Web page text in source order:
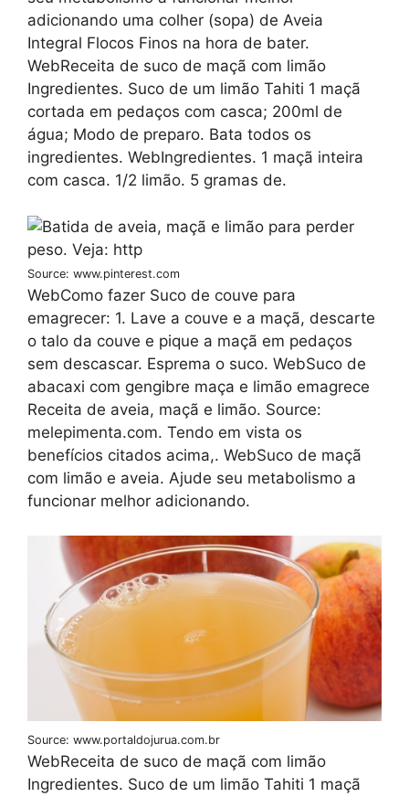
adicionando uma colher (sopa) de Aveia
Integral Flocos Finos na hora de bater.
WebReceita de suco de maçã com limão
Ingredientes. Suco de um limão Tahiti 1 maçã
cortada em pedaços com casca; 200ml de
água; Modo de preparo. Bata todos os
ingredientes. WebIngredientes. 1 maçã inteira
com casca. 1/2 limão. 5 gramas de.
Source: www.pinterest.com
WebComo fazer Suco de couve para
emagrecer: 1. Lave a couve e a maçã, descarte
o talo da couve e pique a maçã em pedaços
sem descascar. Esprema o suco. WebSuco de
abacaxi com gengibre maça e limão emagrece
Receita de aveia, maçã e limão. Source:
melepimenta.com. Tendo em vista os
benefícios citados acima,. WebSuco de maçã
com limão e aveia. Ajude seu metabolismo a
funcionar melhor adicionando.
Source: www.portaldojurua.com.br
WebReceita de suco de maçã com limão
Ingredientes. Suco de um limão Tahiti 1 maçã